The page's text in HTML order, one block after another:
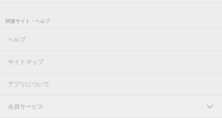
関連サイト・ヘルプ
ヘルプ
サイトマップ
アプリについて
会員サービス